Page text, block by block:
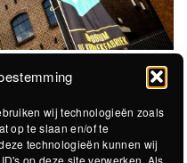
wij technologieën zoals
op te slaan en/of te
technologieën kunnen wij
op deze site verwerken. Als